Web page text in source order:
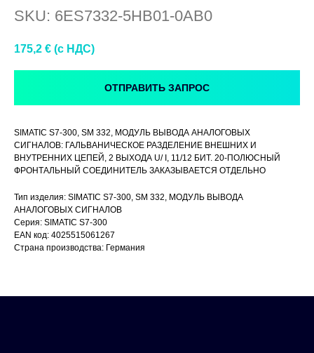
SKU: 6ES7332-5HB01-0AB0
175,2 € (c НДС)
ОТПРАВИТЬ ЗАПРОС
SIMATIC S7-300, SM 332, МОДУЛЬ ВЫВОДА АНАЛОГОВЫХ
СИГНАЛОВ: ГАЛЬВАНИЧЕСКОЕ РАЗДЕЛЕНИЕ ВНЕШНИХ И
ВНУТРЕННИХ ЦЕПЕЙ, 2 ВЫХОДА U/ I, 11/12 БИТ. 20-ПОЛЮСНЫЙ
ФРОНТАЛЬНЫЙ СОЕДИНИТЕЛЬ ЗАКАЗЫВАЕТСЯ ОТДЕЛЬНО
Тип изделия: SIMATIC S7-300, SM 332, МОДУЛЬ ВЫВОДА
АНАЛОГОВЫХ СИГНАЛОВ
Серия: SIMATIC S7-300
EAN код: 4025515061267
Страна производства: Германия